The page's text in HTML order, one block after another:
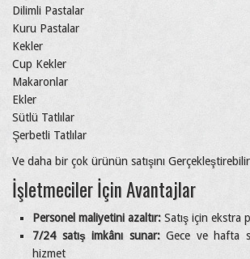
Dilimli Pastalar
Kuru Pastalar
Kekler
Cup Kekler
Makaronlar
Ekler
Sütlü Tatlılar
Şerbetli Tatlılar
Ve daha bir çok ürünün satışını
İşletmeciler İçin Avantajlar
Personel maliyetini azaltır: Satış için ekstra
7/24 satış imkânı sunar:Gece ve hafta
hizmet